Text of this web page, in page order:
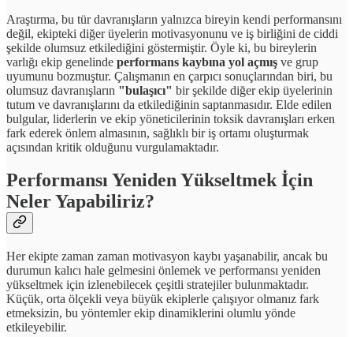
Araştırma, bu tür davranışların yalnızca bireyin kendi performansını
değil, ekipteki diğer üyelerin motivasyonunu ve iş birliğini de ciddi
şekilde olumsuz etkilediğini göstermiştir. Öyle ki, bu bireylerin
varlığı ekip genelinde performans kaybına yol açmış ve grup
uyumunu bozmuştur. Çalışmanın en çarpıcı sonuçlarından biri, bu
olumsuz davranışların "bulaşıcı" bir şekilde diğer ekip üyelerinin
tutum ve davranışlarını da etkilediğinin saptanmasıdır. Elde edilen
bulgular, liderlerin ve ekip yöneticilerinin toksik davranışları erken
fark ederek önlem almasının, sağlıklı bir iş ortamı oluşturmak
açısından kritik olduğunu vurgulamaktadır.
Performansı Yeniden Yükseltmek İçin
Neler Yapabiliriz?
Her ekipte zaman zaman motivasyon kaybı yaşanabilir, ancak bu
durumun kalıcı hale gelmesini önlemek ve performansı yeniden
yükseltmek için izlenebilecek çeşitli stratejiler bulunmaktadır.
Küçük, orta ölçekli veya büyük ekiplerle çalışıyor olmanız fark
etmeksizin, bu yöntemler ekip dinamiklerini olumlu yönde
etkileyebilir.